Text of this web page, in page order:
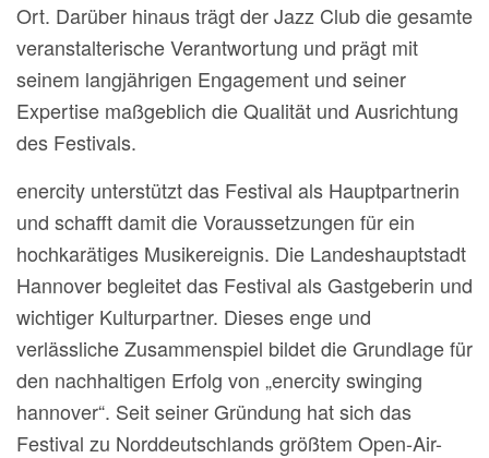
Ort. Darüber hinaus trägt der Jazz Club die gesamte
veranstalterische Verantwortung und prägt mit
seinem langjährigen Engagement und seiner
Expertise maßgeblich die Qualität und Ausrichtung
des Festivals.
enercity unterstützt das Festival als Hauptpartnerin
und schafft damit die Voraussetzungen für ein
hochkarätiges Musikereignis. Die Landeshauptstadt
Hannover begleitet das Festival als Gastgeberin und
wichtiger Kulturpartner. Dieses enge und
verlässliche Zusammenspiel bildet die Grundlage für
den nachhaltigen Erfolg von „enercity swinging
hannover“. Seit seiner Gründung hat sich das
Festival zu Norddeutschlands größtem Open-Air-